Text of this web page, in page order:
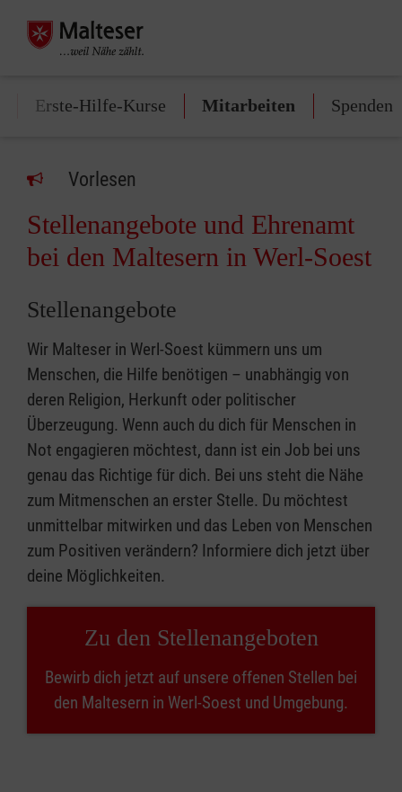
Erste-Hilfe-Kurse Mitarbeiten Spenden
Vorlesen
Stellenangebote und Ehrenamt
bei den Maltesern in Werl-Soest
Stellenangebote
Wir Malteser in Werl-Soest kümmern uns um
Menschen, die Hilfe benötigen – unabhängig von
deren Religion, Herkunft oder politischer
Überzeugung. Wenn auch du dich für Menschen in
Not engagieren möchtest, dann ist ein Job bei uns
genau das Richtige für dich. Bei uns steht die Nähe
zum Mitmenschen an erster Stelle. Du möchtest
unmittelbar mitwirken und das Leben von Menschen
zum Positiven verändern? Informiere dich jetzt über
deine Möglichkeiten.
Zu den Stellenangeboten
Bewirb dich jetzt auf unsere offenen Stellen bei
den Maltesern in Werl-Soest und Umgebung.